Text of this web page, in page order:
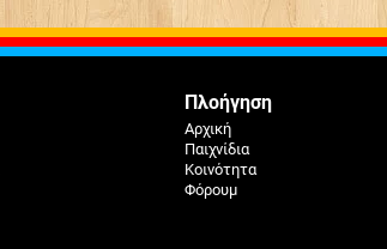
Πλοήγηση
Αρχική
Παιχνίδια
Κοινότητα
Φόρουμ